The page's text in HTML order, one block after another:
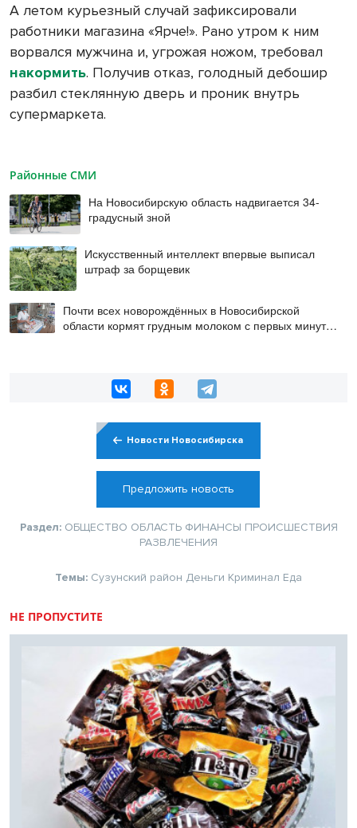
А летом курьезный случай зафиксировали
работники магазина «Ярче!». Рано утром к ним
ворвался мужчина и, угрожая ножом, требовал
накормить. Получив отказ, голодный дебошир
разбил стеклянную дверь и проник внутрь
супермаркета.
Районные СМИ
На Новосибирскую область надвигается 34-
градусный зной
Искусственный интеллект впервые выписал
штраф за борщевик
Почти всех новорождённых в Новосибирской
области кормят грудным молоком с первых минут
Новости Новосибирска
Предложить новость
Раздел: ОБЩЕСТВО ОБЛАСТЬ ФИНАНСЫ ПРОИСШЕСТВИЯ
РАЗВЛЕЧЕНИЯ
Темы: Сузунский район Деньги Криминал Еда
НЕ ПРОПУСТИТЕ